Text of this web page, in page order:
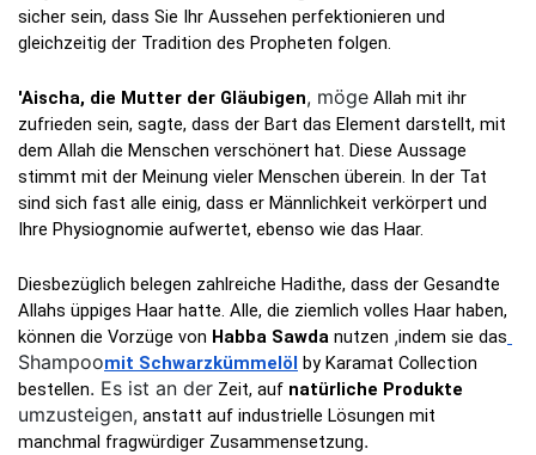
sicher sein, dass Sie Ihr Aussehen perfektionieren und
gleichzeitig der Tradition des Propheten folgen.
'Aischa, die Mutter der Gläubigen, möge Allah mit ihr
zufrieden sein, sagte, dass der Bart das Element darstellt, mit
dem Allah die Menschen verschönert hat. Diese Aussage
stimmt mit der Meinung vieler Menschen überein. In der Tat
sind sich fast alle einig, dass er Männlichkeit verkörpert und
Ihre Physiognomie aufwertet, ebenso wie das Haar.
Diesbezüglich belegen zahlreiche Hadithe, dass der Gesandte
Allahs üppiges Haar hatte. Alle, die ziemlich volles Haar haben,
können die Vorzüge von Habba Sawda nutzen ,indem sie das
Shampoomit Schwarzkümmelöl
bestellen. Es ist an der Zeit, auf natürliche Produkte
umzusteigen, anstatt auf industrielle Lösungen mit
manchmal fragwürdiger Zusammensetzung.